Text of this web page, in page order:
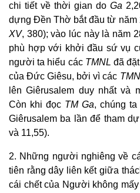
chi tiết về thời gian do Ga
dựng Đền Thờ bắt đầu từ năm
XV, 380); vào lúc này là năm
phù hợp với khởi đầu sứ vụ
người ta hiểu các TMNL đã
của Đức Giêsu, bởi vì các
lên Giêrusalem duy nhất và
Còn khi đọc TM Ga, chúng
Giêrusalem ba lần để tham
và 11,55).
2. Những người nghiêng về
tiên rằng dây liên kết giữa
cái chết của Người không